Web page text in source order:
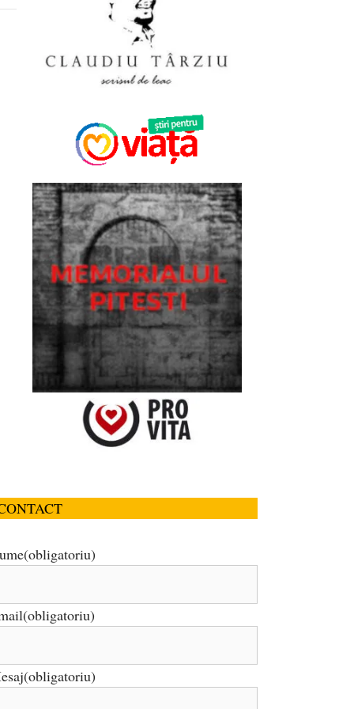
(obligatoriu)
(obligatoriu)
(obligatoriu)